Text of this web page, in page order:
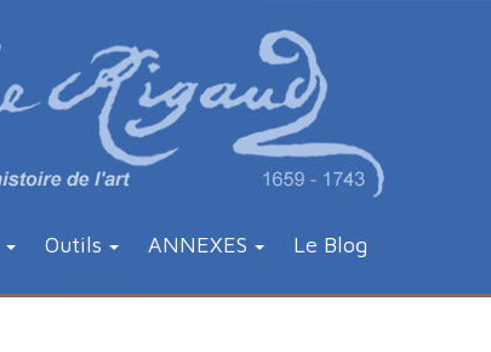
Outils ANNEXES Le Blog